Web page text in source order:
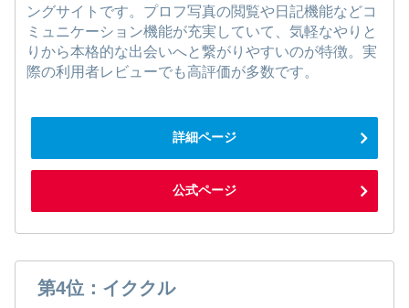
ングサイトです。プロフ写真の閲覧や日記機能などコ
ミュニケーション機能が充実していて、気軽なやりと
りから本格的な出会いへと繋がりやすいのが特徴。実
際の利用者レビューでも高評価が多数です。
詳細ページ
公式ページ
第4位：イククル